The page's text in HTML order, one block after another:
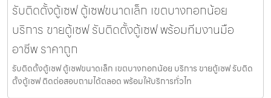
รับติดตั้งตู้เซฟ ตู้เซฟขนาดเล็ก เขตบางกอกน้อย
บริการ ขายตู้เซฟ รับติดตั้งตู้เซฟ พร้อมทีมงานมือ
อาชีพ ราคาถูก
รับติดตั้งตู้เซฟ ตู้เซฟขนาดเล็ก เขตบางกอกน้อย บริการ ขายตู้เซฟ รับติด
ตั้งตู้เซฟ ติดต่อสอบถามได้ตลอด พร้อมให้บริการทั่วไท